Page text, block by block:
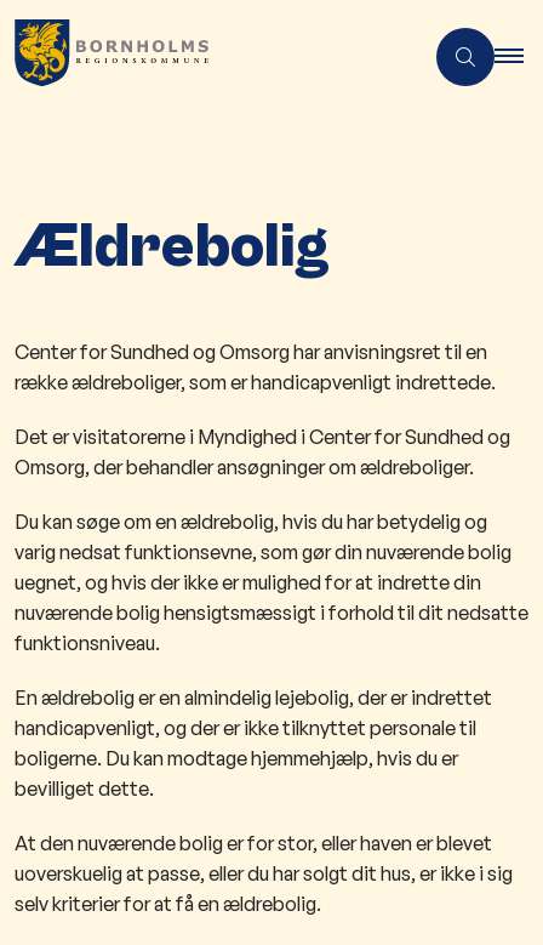
Ældrebolig
Center for Sundhed og Omsorg har anvisningsret til en
række ældreboliger, som er handicapvenligt indrettede.
Det er visitatorerne i Myndighed i Center for Sundhed og
Omsorg, der behandler ansøgninger om ældreboliger.
Du kan søge om en ældrebolig, hvis du har betydelig og
varig nedsat funktionsevne, som gør din nuværende bolig
uegnet, og hvis der ikke er mulighed for at indrette din
nuværende bolig hensigtsmæssigt i forhold til dit nedsatte
funktionsniveau.
En ældrebolig er en almindelig lejebolig, der er indrettet
handicapvenligt, og der er ikke tilknyttet personale til
boligerne. Du kan modtage hjemmehjælp,​ hvis du er
bevilliget dette. ​
At den nuværende bolig er for stor, eller haven er blevet
uoverskuelig at passe, eller du har solgt dit hus, er ikke i sig
selv kriterier for at få en ældrebolig.